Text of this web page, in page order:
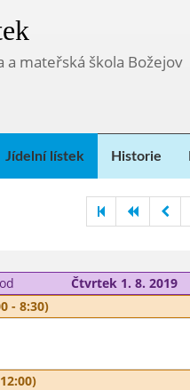
a mateřská škola Božejov
Jídelní lístek Historie
Čtvrtek 1. 8. 2019
- 8:30)